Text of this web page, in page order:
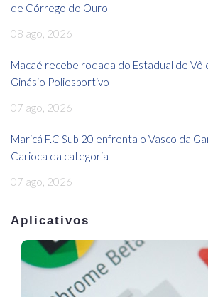
de Córrego do Ouro
08 ago, 2026
Macaé recebe rodada do Estadual de
Ginásio Poliesportivo
07 ago, 2026
Maricá F.C Sub 20 enfrenta o Vasco da
Carioca da categoria
07 ago, 2026
Aplicativos